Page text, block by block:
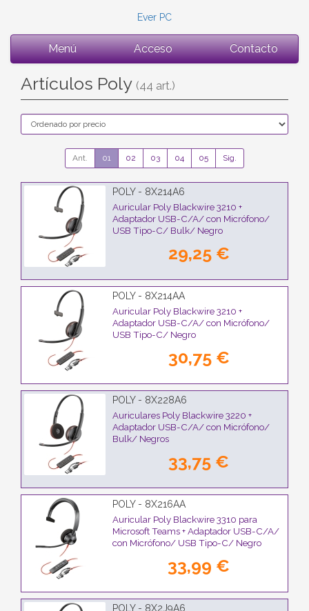
Ever PC
Menú Acceso Contacto
Artículos Poly (44 art.)
Ant. 01 02 03 04 05 Sig.
POLY - 8X214A6
Auricular Poly Blackwire 3210 +
Adaptador USB-C/A/ con Micrófono/
USB Tipo-C/ Bulk/ Negro
29,25 €
POLY - 8X214AA
Auricular Poly Blackwire 3210 +
Adaptador USB-C/A/ con Micrófono/
USB Tipo-C/ Negro
30,75 €
POLY - 8X228A6
Auriculares Poly Blackwire 3220 +
Adaptador USB-C/A/ con Micrófono/
Bulk/ Negros
33,75 €
POLY - 8X216AA
Auricular Poly Blackwire 3310 para
Microsoft Teams + Adaptador USB-C/A/
con Micrófono/ USB Tipo-C/ Negro
33,99 €
POLY - 8X2J9A6